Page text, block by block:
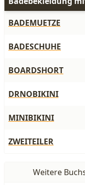
BADEMUETZE
BADESCHUHE
BOARDSHORT
DRNOBIKINI
MINIBIKINI
ZWEITEILER
Weitere